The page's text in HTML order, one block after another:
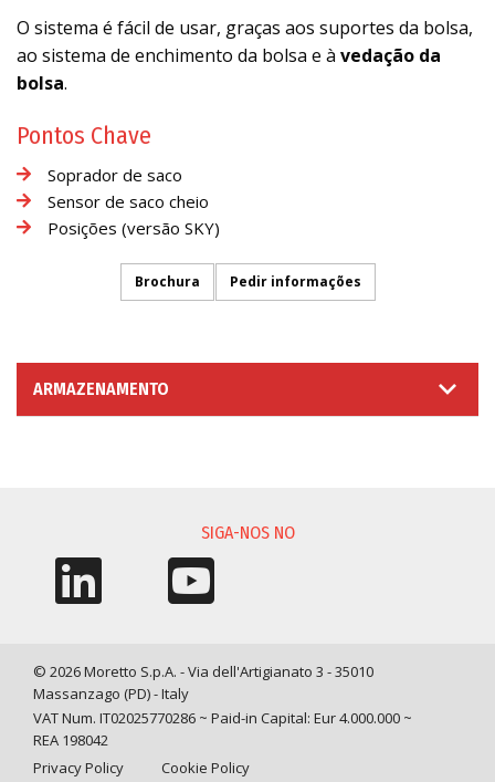
O sistema é fácil de usar, graças aos suportes da bolsa,
ao sistema de enchimento da bolsa e à vedação da
bolsa.
Pontos Chave
Soprador de saco
Sensor de saco cheio
Posições (versão SKY)
Brochura Pedir informações
ARMAZENAMENTO
SIGA-NOS NO
© 2026 Moretto S.p.A. - Via dell'Artigianato 3 - 35010
Massanzago (PD) - Italy
VAT Num. IT02025770286 ~ Paid-in Capital: Eur 4.000.000 ~
REA 198042
Privacy Policy
Cookie Policy